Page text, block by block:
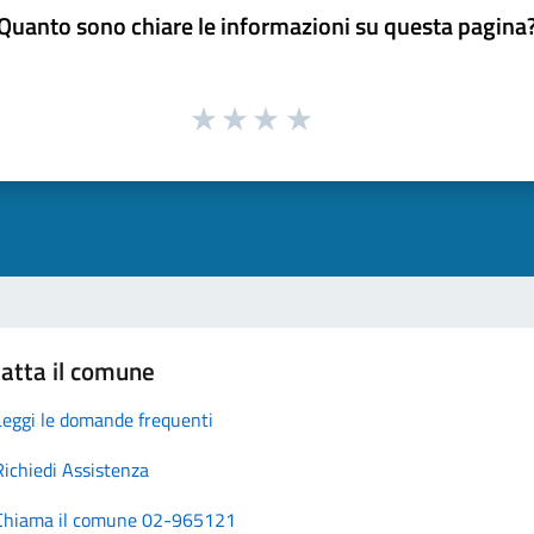
sono chiare le informazioni su questa
il comune
le domande frequenti
Assistenza
il comune 02-965121